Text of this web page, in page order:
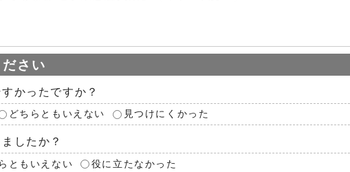
さい
かったですか？
どちらともいえない 見つけにくかった
したか？
ともいえない 役に立たなかった